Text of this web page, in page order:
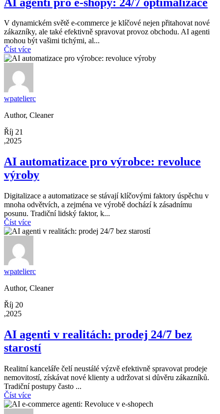
V dynamickém světě e-commerce je klíčové nejen přitahovat nové
zákazníky, ale také efektivně spravovat provoz obchodu. AI agenti
mohou být vašimi tichými, al...
Číst více
wpatelierc
Author, Cleaner
Říj 21
,2025
AI automatizace pro výrobce: revoluce
výroby
Digitalizace a automatizace se stávají klíčovými faktory úspěchu v
mnoha odvětvích, a zejména ve výrobě dochází k zásadnímu
posunu. Tradiční lidský faktor, k...
Číst více
wpatelierc
Author, Cleaner
Říj 20
,2025
AI agenti v realitách: prodej 24/7 bez
starostí
Realitní kanceláře čelí neustálé výzvě efektivně spravovat prodeje
nemovitostí, získávat nové klienty a udržovat si důvěru zákazníků.
Tradiční postupy často ...
Číst více